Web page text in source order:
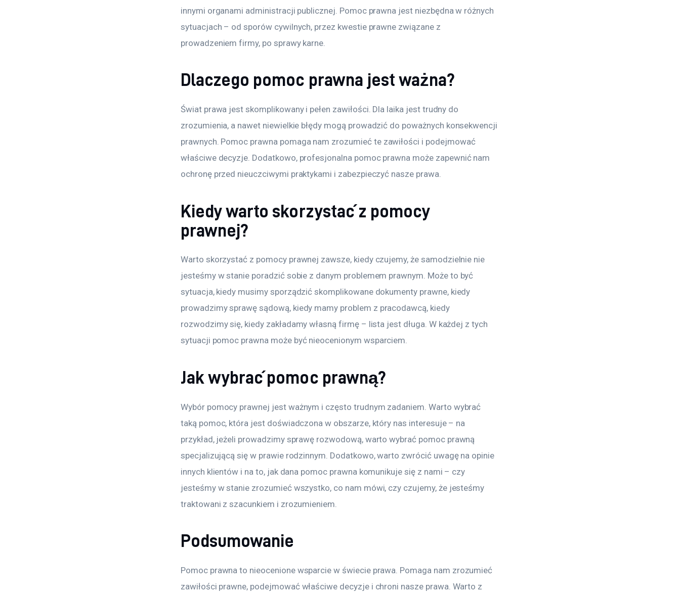
innymi organami administracji publicznej. Pomoc prawna jest niezbędna w różnych
sytuacjach – od sporów cywilnych, przez kwestie prawne związane z
prowadzeniem firmy, po sprawy karne.
Dlaczego pomoc prawna jest ważna?
Świat prawa jest skomplikowany i pełen zawiłości. Dla laika jest trudny do
zrozumienia, a nawet niewielkie błędy mogą prowadzić do poważnych konsekwencji
prawnych. Pomoc prawna pomaga nam zrozumieć te zawiłości i podejmować
właściwe decyzje. Dodatkowo, profesjonalna pomoc prawna może zapewnić nam
ochronę przed nieuczciwymi praktykami i zabezpieczyć nasze prawa.
Kiedy warto skorzystać z pomocy
prawnej?
Warto skorzystać z pomocy prawnej zawsze, kiedy czujemy, że samodzielnie nie
jesteśmy w stanie poradzić sobie z danym problemem prawnym. Może to być
sytuacja, kiedy musimy sporządzić skomplikowane dokumenty prawne, kiedy
prowadzimy sprawę sądową, kiedy mamy problem z pracodawcą, kiedy
rozwodzimy się, kiedy zakładamy własną firmę – lista jest długa. W każdej z tych
sytuacji pomoc prawna może być nieocenionym wsparciem.
Jak wybrać pomoc prawną?
Wybór pomocy prawnej jest ważnym i często trudnym zadaniem. Warto wybrać
taką pomoc, która jest doświadczona w obszarze, który nas interesuje – na
przykład, jeżeli prowadzimy sprawę rozwodową, warto wybrać pomoc prawną
specjalizującą się w prawie rodzinnym. Dodatkowo, warto zwrócić uwagę na opinie
innych klientów i na to, jak dana pomoc prawna komunikuje się z nami – czy
jesteśmy w stanie zrozumieć wszystko, co nam mówi, czy czujemy, że jesteśmy
traktowani z szacunkiem i zrozumieniem.
Podsumowanie
Pomoc prawna to nieocenione wsparcie w świecie prawa. Pomaga nam zrozumieć
zawiłości prawne, podejmować właściwe decyzje i chroni nasze prawa. Warto z